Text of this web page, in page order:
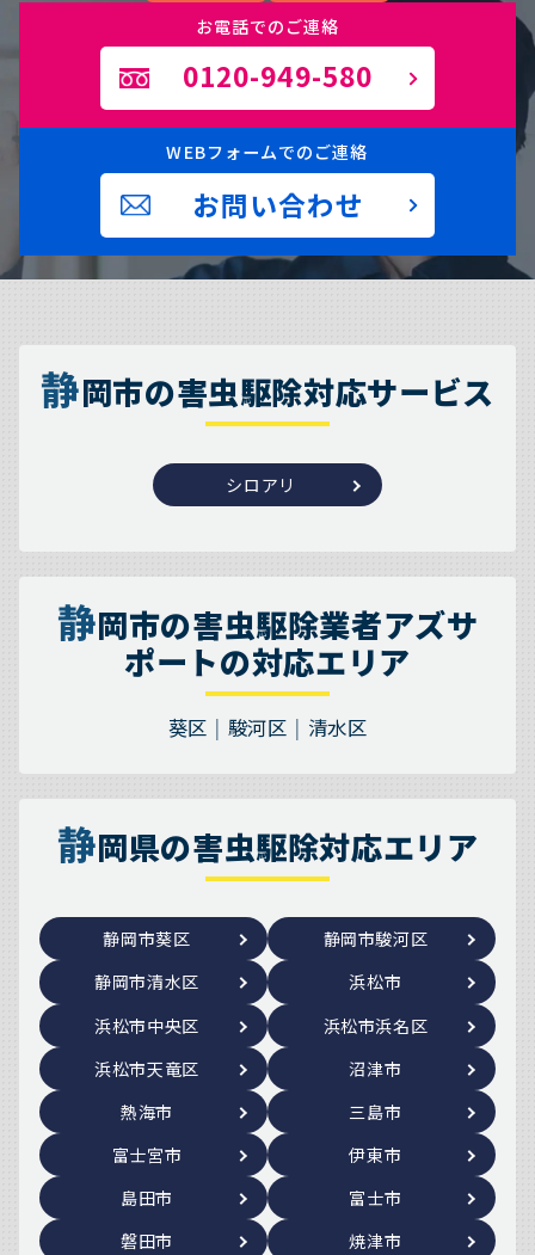
お電話でのご連絡
0120-949-580
WEBフォームでのご連絡
お問い合わせ
静岡市の害虫駆除対応サービス
シロアリ
静岡市の害虫駆除業者アズサ
ポートの対応エリア
葵区 駿河区 清水区
静岡県の害虫駆除対応エリア
静岡市葵区
静岡市駿河区
静岡市清水区
浜松市
浜松市中央区
浜松市浜名区
浜松市天竜区
沼津市
熱海市
三島市
富士宮市
伊東市
島田市
富士市
磐田市
焼津市